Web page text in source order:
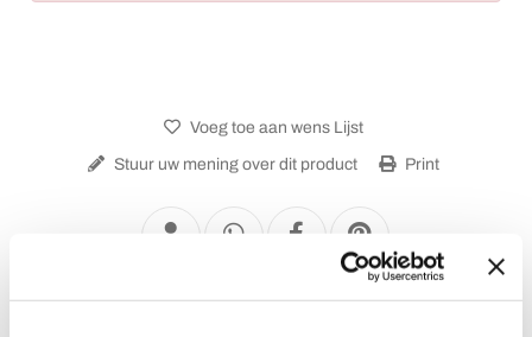
Voeg toe aan wens Lijst
Stuur uw mening over dit product Print